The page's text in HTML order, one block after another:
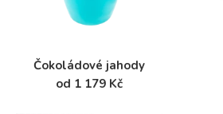
Čokoládové jahody
od 1 179 Kč